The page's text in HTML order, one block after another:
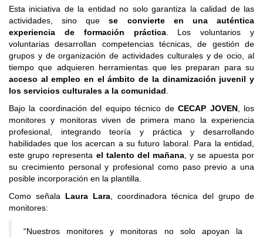
Esta iniciativa de la entidad no solo garantiza la calidad de las
actividades, sino quese convierte en una auténtica
experiencia de formación práctica. Los voluntarios y
voluntarias desarrollan competencias técnicas, de gestión de
grupos y de organización de actividades culturales y de ocio, al
tiempo que adquieren herramientas que les preparan para su
acceso al empleo en el ámbito de la dinamización juvenil y
los servicios culturales a la comunidad
Bajo la coordinación del equipo técnico deCECAP JOVEN, los
monitores y monitoras viven de primera mano la experiencia
profesional, integrando teoría y práctica y desarrollando
habilidades que los acercan a su futuro laboral. Para la entidad,
este grupo representa el talento del mañana , y se apuesta por
su crecimiento personal y profesional como paso previo a una
posible incorporación en la plantilla.
Como señala Laura Lara , coordinadora técnica del grupo de
monitores:
“Nuestros monitores y monitoras no solo apoyan la